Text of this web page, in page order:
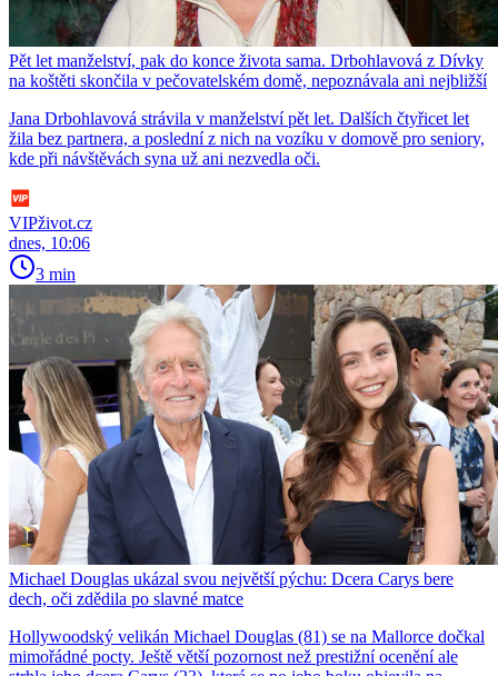
Pět let manželství, pak do konce života sama. Drbohlavová z Dívky
na koštěti skončila v pečovatelském domě, nepoznávala ani nejbližší
Jana Drbohlavová strávila v manželství pět let. Dalších čtyřicet let
žila bez partnera, a poslední z nich na vozíku v domově pro seniory,
kde při návštěvách syna už ani nezvedla oči.
VIPživot.cz
dnes, 10:06
3 min
Michael Douglas ukázal svou největší pýchu: Dcera Carys bere
dech, oči zdědila po slavné matce
Hollywoodský velikán Michael Douglas (81) se na Mallorce dočkal
mimořádné pocty. Ještě větší pozornost než prestižní ocenění ale